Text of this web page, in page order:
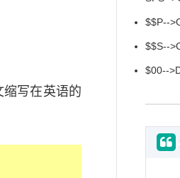
写在英语的
$$P--
$$S--
$00--